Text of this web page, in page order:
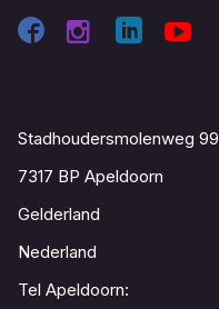
Stadhoudersmolenweg 99
7317 BP Apeldoorn
Gelderland
Nederland
Tel Apeldoorn: